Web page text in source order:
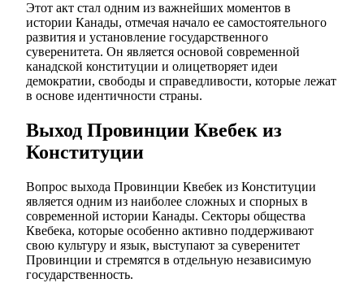
Этот акт стал одним из важнейших моментов в
истории Канады, отмечая начало ее самостоятельного
развития и установление государственного
суверенитета. Он является основой современной
канадской конституции и олицетворяет идеи
демократии, свободы и справедливости, которые лежат
в основе идентичности страны.
Выход Провинции Квебек из
Конституции
Вопрос выхода Провинции Квебек из Конституции
является одним из наиболее сложных и спорных в
современной истории Канады. Секторы общества
Квебека, которые особенно активно поддерживают
свою культуру и язык, выступают за суверенитет
Провинции и стремятся в отдельную независимую
государственность.